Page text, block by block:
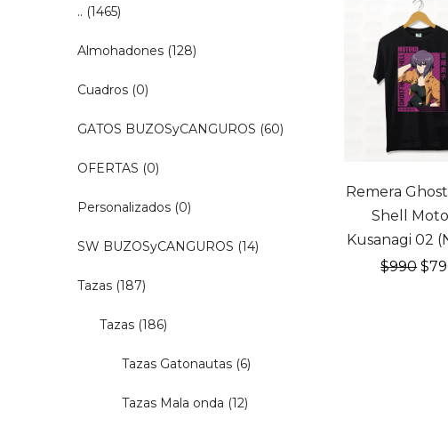
20% OFF
Remera
Shell
Kusanagi 02
$990El
$
.. (1465)
Almohadones (128)
Cuadros (0)
GATOS BUZOSyCANGUROS (60)
OFERTAS (0)
Personalizados (0)
SW BUZOSyCANGUROS (14)
Tazas (187)
Tazas (186)
Tazas Gatonautas (6)
Tazas Mala onda (12)